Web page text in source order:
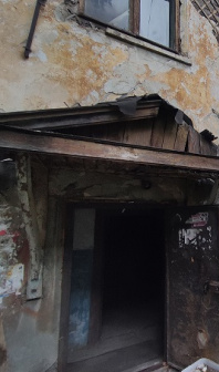
Перейти к основному